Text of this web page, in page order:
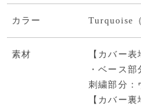
カラー Turquoise
素材
【カバー表
・ベース
刺繍部分：
【カバー裏